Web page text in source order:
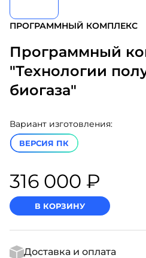
ПРОГРАММНЫЙ КОМПЛЕКС
Программный
"Технологии
биогаза"
Вариант изготовления:
ВЕРСИЯ ПК
316 000 ₽
В КОРЗИНУ
Доставка и оплата